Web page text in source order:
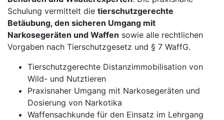
Schulung vermittelt die tierschutzgerechte
Betäubung, den sicheren Umgang mit
Narkosegeräten und Waffen sowie alle rechtlichen
Vorgaben nach Tierschutzgesetz und § 7 WaffG.
Tierschutzgerechte Distanzimmobilisation von
Wild- und Nutztieren
Praxisnaher Umgang mit Narkosegeräten und
Dosierung von Narkotika
Waffensachkunde für den Einsatz im Lehrgang